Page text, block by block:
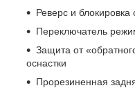
Реверс и блокировка
Переключатель
Защита от
оснастки
Прорезиненная